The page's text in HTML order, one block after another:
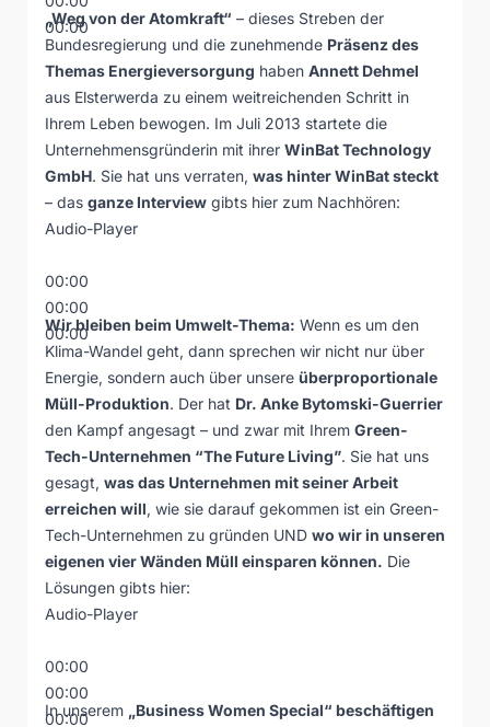
00:00
„Weg von der Atomkraft“ – dieses Streben der
Bundesregierung und die zunehmende Präsenz des
Themas Energieversorgung haben Annett Dehmel
aus Elsterwerda zu einem weitreichenden Schritt in
Ihrem Leben bewogen. Im Juli 2013 startete die
Unternehmensgründerin mit ihrer WinBat Technology
GmbH. Sie hat uns verraten, was hinter WinBat steckt
– das ganze Interview gibts hier zum Nachhören:
Audio-Player
00:00
00:00
00:00
Wir bleiben beim Umwelt-Thema: Wenn es um den
Klima-Wandel geht, dann sprechen wir nicht nur über
Energie, sondern auch über unsere überproportionale
Müll-Produktion. Der hat Dr. Anke Bytomski-Guerrier
den Kampf angesagt – und zwar mit Ihrem Green-
Tech-Unternehmen “The Future Living”. Sie hat uns
gesagt, was das Unternehmen mit seiner Arbeit
erreichen will, wie sie darauf gekommen ist ein Green-
Tech-Unternehmen zu gründen UND wo wir in unseren
eigenen vier Wänden Müll einsparen können. Die
Lösungen gibts hier:
Audio-Player
00:00
00:00
00:00
In unserem „Business Women Special“ beschäftigen